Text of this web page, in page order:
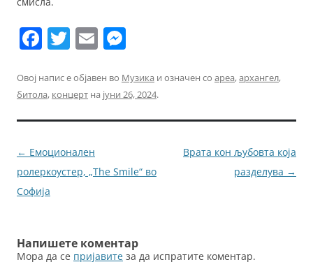
F
c
e
b
o
o
k
T
itt
er
E
ai
l
ss
e
n
er
Овој напис е објавен во Музика и означен со ареа,архангел,
битола, концерт на јуни 26, 2024.
Навигација
за
написи
← Емоционален
ролеркоустер, „The Smile“ во
Софија
Врата кон љубовта која
разделува →
Напишете коментар
Мора да се пријавите за да испратите коментар.